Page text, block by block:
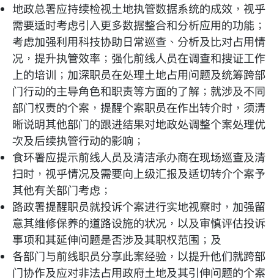
地政总署应持续检视土地执管数据系统的成效，视乎
需要适时考虑引入更多数据整合和分析应用的功能；
考虑加强利用科技协助日常巡查、分析及比对占用情
况，提升执管效率；强化前线人员在调查和搜证工作
上的培训；加深职员在处理土地占用问题及统筹跨部
门行动的主导角色和职责等方面的了解；就涉及不同
部门权责的个案，提醒个案职员在作出转介时，须清
晰说明其他部门的跟进结果对地政处调整个案处理优
次及后续执管行动的影响；
食环署应提示前线人员及清洁承办商在现场巡查及清
扫时，视乎情况及需要向上级汇报及适切转介个案予
其他有关部门考虑；
路政署提醒职员就投诉个案进行实地视察时，加强留
意其维修保养的道路设施的状况，以及审慎评估投诉
事项和其延伸问题是否涉及其职权范围；及
各部门与前线职员分享此案经验，以提升他们就跨部
门协作及应对非法占用政府土地及其引伸问题的个案